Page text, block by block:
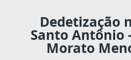
Dedetização
Santo Antônio
Morato